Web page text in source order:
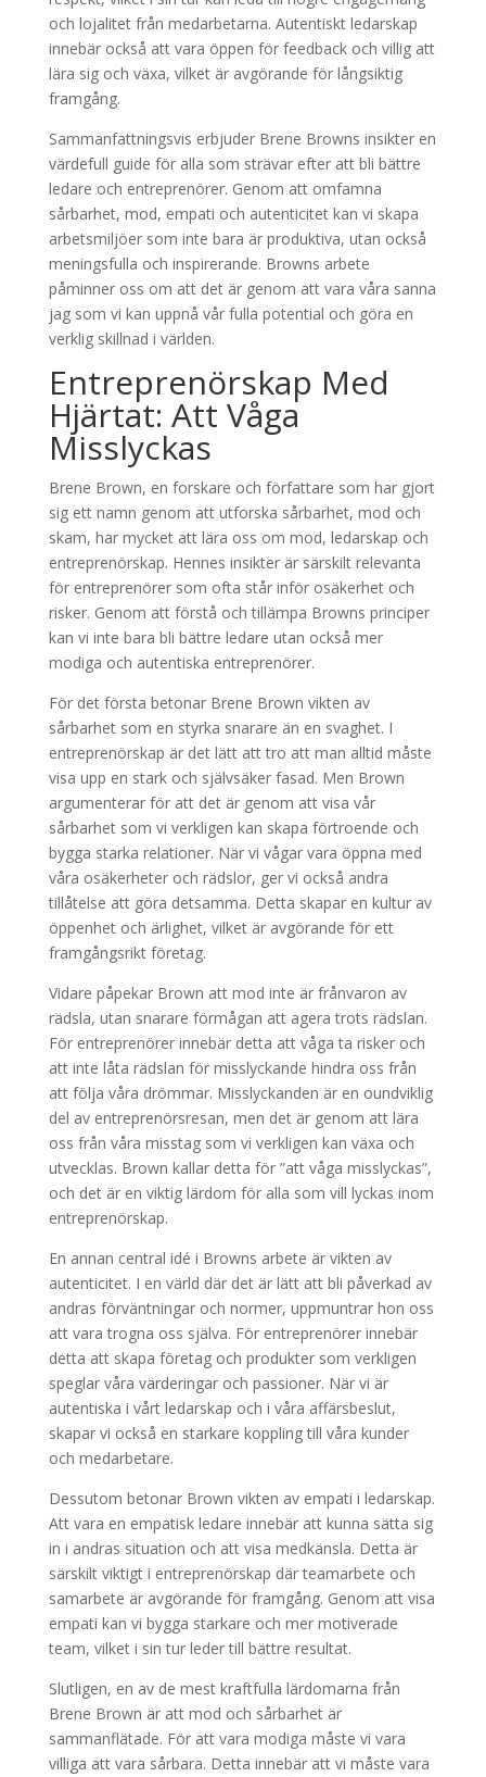
och lojalitet från medarbetarna. Autentiskt ledarskap
innebär också att vara öppen för feedback och villig att
lära sig och växa, vilket är avgörande för långsiktig
framgång.
Sammanfattningsvis erbjuder Brene Browns insikter en
värdefull guide för alla som strävar efter att bli bättre
ledare och entreprenörer. Genom att omfamna
sårbarhet, mod, empati och autenticitet kan vi skapa
arbetsmiljöer som inte bara är produktiva, utan också
meningsfulla och inspirerande. Browns arbete
påminner oss om att det är genom att vara våra sanna
jag som vi kan uppnå vår fulla potential och göra en
verklig skillnad i världen.
Entreprenörskap Med
Hjärtat: Att Våga
Misslyckas
Brene Brown, en forskare och författare som har gjort
sig ett namn genom att utforska sårbarhet, mod och
skam, har mycket att lära oss om mod, ledarskap och
entreprenörskap. Hennes insikter är särskilt relevanta
för entreprenörer som ofta står inför osäkerhet och
risker. Genom att förstå och tillämpa Browns principer
kan vi inte bara bli bättre ledare utan också mer
modiga och autentiska entreprenörer.
För det första betonar Brene Brown vikten av
sårbarhet som en styrka snarare än en svaghet. I
entreprenörskap är det lätt att tro att man alltid måste
visa upp en stark och självsäker fasad. Men Brown
argumenterar för att det är genom att visa vår
sårbarhet som vi verkligen kan skapa förtroende och
bygga starka relationer. När vi vågar vara öppna med
våra osäkerheter och rädslor, ger vi också andra
tillåtelse att göra detsamma. Detta skapar en kultur av
öppenhet och ärlighet, vilket är avgörande för ett
framgångsrikt företag.
Vidare påpekar Brown att mod inte är frånvaron av
rädsla, utan snarare förmågan att agera trots rädslan.
För entreprenörer innebär detta att våga ta risker och
att inte låta rädslan för misslyckande hindra oss från
att följa våra drömmar. Misslyckanden är en oundviklig
del av entreprenörsresan, men det är genom att lära
oss från våra misstag som vi verkligen kan växa och
utvecklas. Brown kallar detta för ”att våga misslyckas”,
och det är en viktig lärdom för alla som vill lyckas inom
entreprenörskap.
En annan central idé i Browns arbete är vikten av
autenticitet. I en värld där det är lätt att bli påverkad av
andras förväntningar och normer, uppmuntrar hon oss
att vara trogna oss själva. För entreprenörer innebär
detta att skapa företag och produkter som verkligen
speglar våra värderingar och passioner. När vi är
autentiska i vårt ledarskap och i våra affärsbeslut,
skapar vi också en starkare koppling till våra kunder
och medarbetare.
Dessutom betonar Brown vikten av empati i ledarskap.
Att vara en empatisk ledare innebär att kunna sätta sig
in i andras situation och att visa medkänsla. Detta är
särskilt viktigt i entreprenörskap där teamarbete och
samarbete är avgörande för framgång. Genom att visa
empati kan vi bygga starkare och mer motiverade
team, vilket i sin tur leder till bättre resultat.
Slutligen, en av de mest kraftfulla lärdomarna från
Brene Brown är att mod och sårbarhet är
sammanflätade. För att vara modiga måste vi vara
villiga att vara sårbara. Detta innebär att vi måste vara